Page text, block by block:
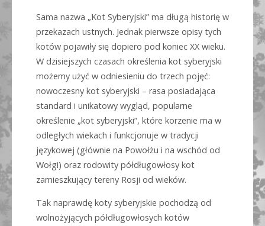
Sama nazwa „Kot Syberyjski” ma długą historię w
przekazach ustnych. Jednak pierwsze opisy tych
kotów pojawiły się dopiero pod koniec XX wieku.
W dzisiejszych czasach określenia kot syberyjski
możemy użyć w odniesieniu do trzech pojęć:
nowoczesny kot syberyjski – rasa posiadająca
standard i unikatowy wygląd, popularne
określenie „kot syberyjski”, które korzenie ma w
odległych wiekach i funkcjonuje w tradycji
językowej (głównie na Powołżu i na wschód od
Wołgi) oraz rodowity półdługowłosy kot
zamieszkujący tereny Rosji od wieków.
Tak naprawdę koty syberyjskie pochodzą od
wolnożyjących półdługowłosych kotów